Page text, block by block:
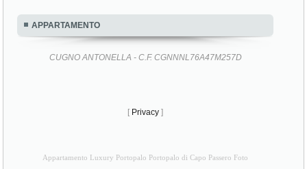
APPARTAMENTO
CUGNO ANTONELLA - C.F. CGNNNL76A47M257D
[ Privacy ]
Appartamento Luxury Portopalo Portopalo di Capo Passero Foto